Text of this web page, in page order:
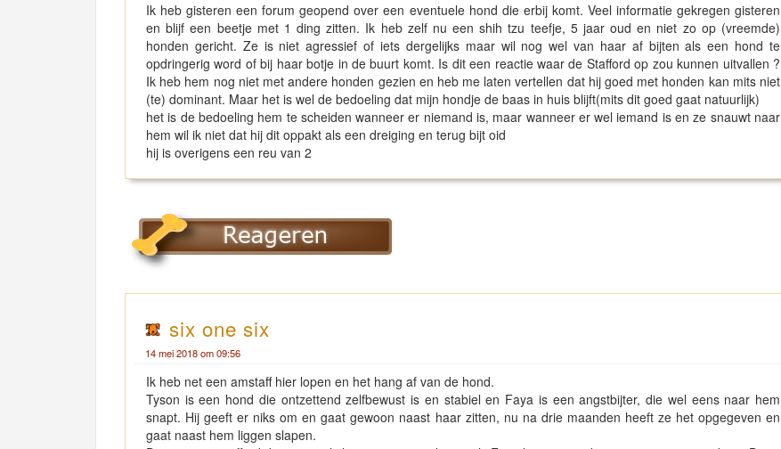
Ik heb gisteren een forum geopend over een eventuele hond die erbij komt. Veel informatie gekregen gisteren
en blijf een beetje met 1 ding zitten. Ik heb zelf nu een shih tzu teefje, 5 jaar oud en niet zo op (vreemde)
honden gericht. Ze is niet agressief of iets dergelijks maar wil nog wel van haar af bijten als een hond te
opdringerig word of bij haar botje in de buurt komt. Is dit een reactie waar de Stafford op zou kunnen uitvallen ?
Ik heb hem nog niet met andere honden gezien en heb me laten vertellen dat hij goed met honden kan mits niet
(te) dominant. Maar het is wel de bedoeling dat mijn hondje de baas in huis blijft(mits dit goed gaat natuurlijk)
het is de bedoeling hem te scheiden wanneer er niemand is, maar wanneer er wel iemand is en ze snauwt naar
hem wil ik niet dat hij dit oppakt als een dreiging en terug bijt oid
hij is overigens een reu van 2
six one six
14 mei 2018 om 09:56
Ik heb net een amstaff hier lopen en het hang af van de hond.
Tyson is een hond die ontzettend zelfbewust is en stabiel en Faya is een angstbijter, die wel eens naar hem
snapt. Hij geeft er niks om en gaat gewoon naast haar zitten, nu na drie maanden heeft ze het opgegeven en
gaat naast hem liggen slapen.